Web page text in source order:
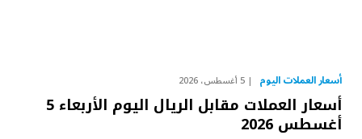
أسعار العملات اليوم 5 أغسطس، 2026
أسعار العملات مقابل الريال اليوم الأربعاء 5
أغسطس 2026